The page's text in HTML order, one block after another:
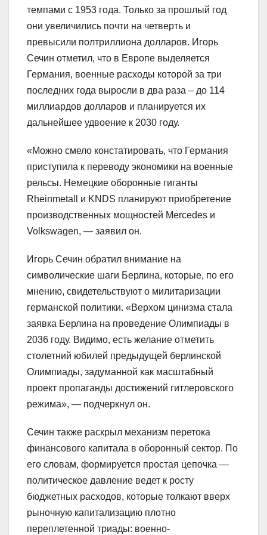
темпами с 1953 года. Только за прошлый год
они увеличились почти на четверть и
превысили полтриллиона долларов. Игорь
Сечин отметил, что в Европе выделяется
Германия, военные расходы которой за три
последних года выросли в два раза – до 114
миллиардов долларов и планируется их
дальнейшее удвоение к 2030 году.
«Можно смело констатировать, что Германия
приступила к переводу экономики на военные
рельсы. Немецкие оборонные гиганты
Rheinmetall и KNDS планируют приобретение
производственных мощностей Mercedes и
Volkswagen, — заявил он.
Игорь Сечин обратил внимание на
символические шаги Берлина, которые, по его
мнению, свидетельствуют о милитаризации
германской политики. «Верхом цинизма стала
заявка Берлина на проведение Олимпиады в
2036 году. Видимо, есть желание отметить
столетний юбилей предыдущей берлинской
Олимпиады, задуманной как масштабный
проект пропаганды достижений гитлеровского
режима», — подчеркнул он.
Сечин также раскрыл механизм перетока
финансового капитала в оборонный сектор. По
его словам, формируется простая цепочка —
политическое давление ведет к росту
бюджетных расходов, которые толкают вверх
рыночную капитализацию плотно
переплетенной триады: военно-